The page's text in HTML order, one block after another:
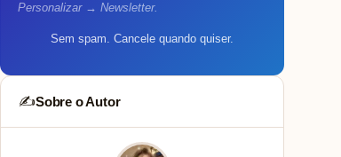
Personalizar → Newsletter.
Sem spam. Cancele quando quiser.
✍️Sobre o Autor